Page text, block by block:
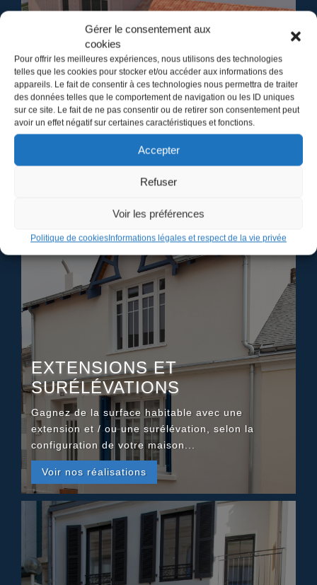
Gérer le consentement aux
cookies
Pour offrir les meilleures expériences, nous utilisons des technologies
telles que les cookies pour stocker et/ou accéder aux informations des
appareils. Le fait de consentir à ces technologies nous permettra de traiter
des données telles que le comportement de navigation ou les ID uniques
sur ce site. Le fait de ne pas consentir ou de retirer son consentement peut
avoir un effet négatif sur certaines caractéristiques et fonctions.
Accepter
Refuser
Voir les préférences
Politique de cookiesInformations légales et respect de la vie privée
NEUF
Envie d'une construction neuve ? Venez nous
Voir nos réalisations
EXTENSIONS ET
SURÉLÉVATIONS
Gagnez de la surface habitable avec une
extension et / ou une surélévation, selon la
configuration de votre maison...
Voir nos réalisations